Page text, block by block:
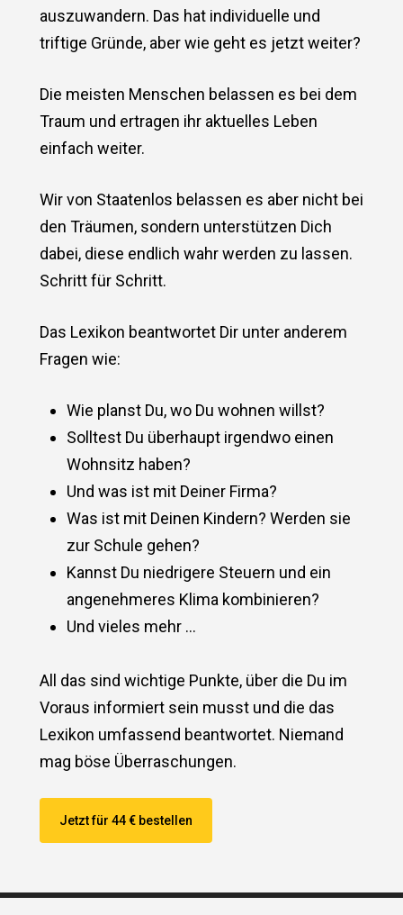
auszuwandern. Das hat individuelle und
triftige Gründe, aber wie geht es jetzt weiter?
Die meisten Menschen belassen es bei dem
Traum und ertragen ihr aktuelles Leben
einfach weiter.
Wir von Staatenlos belassen es aber nicht bei
den Träumen, sondern unterstützen Dich
dabei, diese endlich wahr werden zu lassen.
Schritt für Schritt.
Das Lexikon beantwortet Dir unter anderem
Fragen wie:
Wie planst Du, wo Du wohnen willst?
Solltest Du überhaupt irgendwo einen
Wohnsitz haben?
Und was ist mit Deiner Firma?
Was ist mit Deinen Kindern? Werden sie
zur Schule gehen?
Kannst Du niedrigere Steuern und ein
angenehmeres Klima kombinieren?
Und vieles mehr …
All das sind wichtige Punkte, über die Du im
Voraus informiert sein musst und die das
Lexikon umfassend beantwortet. Niemand
mag böse Überraschungen.
Jetzt für 44 € bestellen